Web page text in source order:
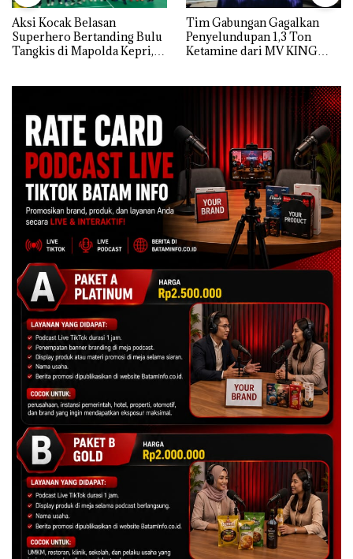
Aksi Kocak Belasan
Superhero Bertanding Bulu
Tangkis di Mapolda Kepri,
Tim Gabungan Gagalkan
Penyelundupan 1,3 Ton
Ketamine dari MV KING